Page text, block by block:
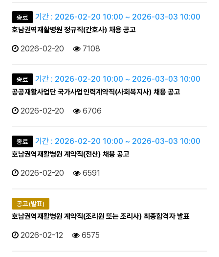
종료 기간 : 2026-02-20 10:00 ~ 2026-03-03 10:00
호남권역재활병원 정규직(간호사) 채용 공고
2026-02-20 7108
종료 기간 : 2026-02-20 10:00 ~ 2026-03-03 10:00
공공재활사업단 국가사업인력계약직(사회복지사) 채용 공고
2026-02-20 6706
종료 기간 : 2026-02-20 10:00 ~ 2026-03-03 10:00
호남권역재활병원 계약직(전산) 채용 공고
2026-02-20 6591
공고(발표)
호남권역재활병원 계약직(조리원 또는 조리사) 최종합격자 발표
2026-02-12 6575